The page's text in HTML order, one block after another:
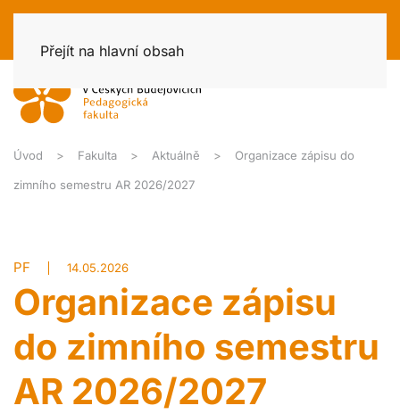
Přejít na hlavní obsah
Úvod Fakulta Aktuálně Organizace zápisu do
zimního semestru AR 2026/2027
PF 14.05.2026
Organizace zápisu
do zimního semestru
AR 2026/2027